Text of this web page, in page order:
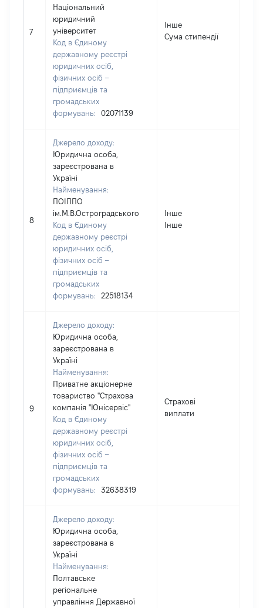
7
Національний
юридичний
університет
Код в Єдиному
державному реєстрі
юридичних осіб,
фізичних осіб –
підприємців та
громадських
формувань:
02071139
Інше
Сума стипендії
8
Джерело доходу:
Юридична особа,
зареєстрована в
Україні
Найменування:
ПОІППО
ім.М.В.Остроградського
Код в Єдиному
державному реєстрі
юридичних осіб,
фізичних осіб –
підприємців та
громадських
формувань:
22518134
Інше
Інше
9
Джерело доходу:
Юридична особа,
зареєстрована в
Україні
Найменування:
Приватне акціонерне
товариство "Страхова
компанія "Юнісервіс"
Код в Єдиному
державному реєстрі
юридичних осіб,
фізичних осіб –
підприємців та
громадських
формувань:
32638319
Страхові
виплати
Джерело доходу:
Юридична особа,
зареєстрована в
Україні
Найменування:
Полтавське
регіональне
управління Державної